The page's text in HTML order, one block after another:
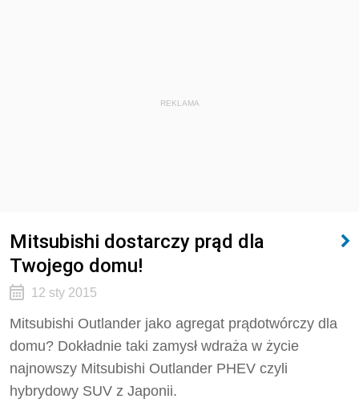
REKLAMA
Mitsubishi dostarczy prąd dla
Twojego domu!
12 sty 2015
Mitsubishi Outlander jako agregat prądotwórczy dla
domu? Dokładnie taki zamysł wdraża w życie
najnowszy Mitsubishi Outlander PHEV czyli
hybrydowy SUV z Japonii.